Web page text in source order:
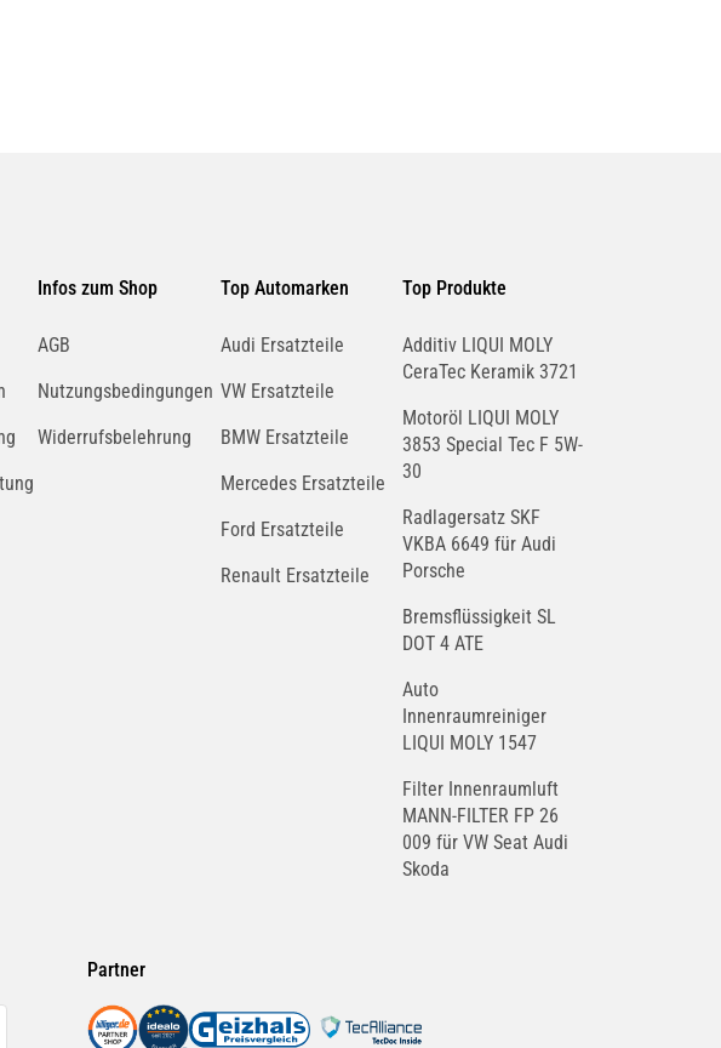
Infos zum Shop
AGB
Nutzungsbedingungen
Widerrufsbelehrung
Top Automarken
Audi Ersatzteile
VW Ersatzteile
BMW Ersatzteile
Mercedes Ersatzteile
Ford Ersatzteile
Renault Ersatzteile
Top Produkte
Additiv LIQUI MOLY
CeraTec Keramik 3721
Motoröl LIQUI MOLY
3853 Special Tec F 5W-
30
Radlagersatz SKF
VKBA 6649 für Audi
Porsche
Bremsflüssigkeit SL
DOT 4 ATE
Auto
Innenraumreiniger
LIQUI MOLY 1547
Filter Innenraumluft
MANN-FILTER FP 26
009 für VW Seat Audi
Skoda
Partner